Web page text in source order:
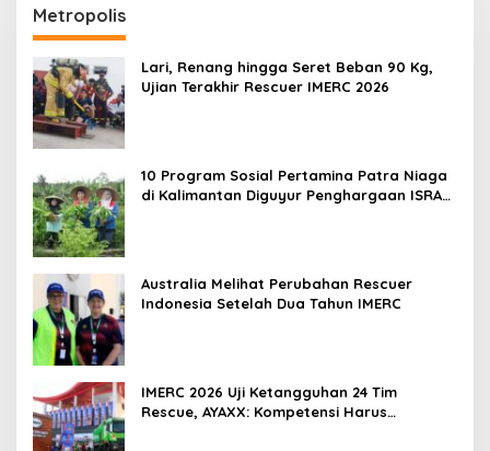
Metropolis
Lari, Renang hingga Seret Beban 90 Kg,
Ujian Terakhir Rescuer IMERC 2026
10 Program Sosial Pertamina Patra Niaga
di Kalimantan Diguyur Penghargaan ISRA
Australia Melihat Perubahan Rescuer
Indonesia Setelah Dua Tahun IMERC
IMERC 2026 Uji Ketangguhan 24 Tim
Rescue, AYAXX: Kompetensi Harus